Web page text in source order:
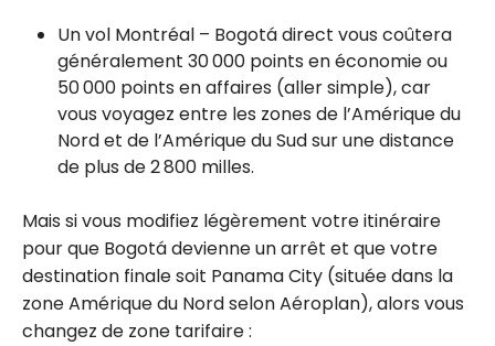
Un vol Montréal – Bogotá direct vous coûtera
généralement 30 000 points en économie ou
50 000 points en affaires (aller simple), car
vous voyagez entre les zones de l’Amérique du
Nord et de l’Amérique du Sud sur une distance
de plus de 2 800 milles.
Mais si vous modifiez légèrement votre itinéraire
pour que Bogotá devienne un arrêt et que votre
destination finale soit Panama City (située dans la
zone Amérique du Nord selon Aéroplan), alors vous
changez de zone tarifaire :